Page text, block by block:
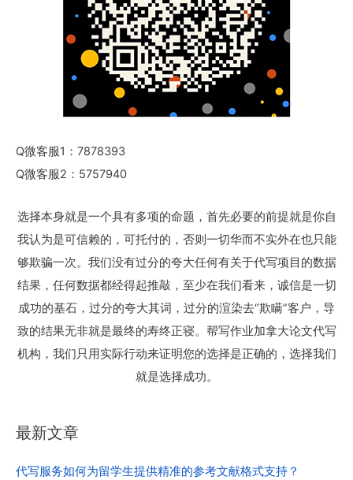
Q微客服1：7878393
Q微客服2：5757940
选择本身就是一个具有多项的命题，首先必要的前提就是你自
我认为是可信赖的，可托付的，否则一切华而不实外在也只能
够欺骗一次。我们没有过分的夸大任何有关于代写项目的数据
结果，任何数据都经得起推敲，至少在我们看来，诚信是一切
成功的基石，过分的夸大其词，过分的渲染去“欺瞒”客户，导
致的结果无非就是最终的寿终正寝。帮写作业加拿大论文代写
机构，我们只用实际行动来证明您的选择是正确的，选择我们
就是选择成功。
最新文章
代写服务如何为留学生提供精准的参考文献格式支持？